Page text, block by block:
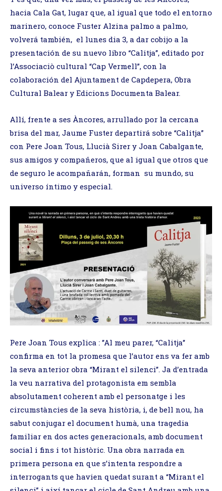
hacia Cala Gat, lugar que, al igual que todo el entorno
marinero, conoce Fuster Alzina palmo a palmo,
volverá también, el lunes dia 3, a dar cobijo a la
presentación de su nuevo libro “Calitja”, editado por
l’Associaciò cultural “Cap Vermell”, con la
colaboración del Ajuntament de Capdepera, Obra
Cultural Balear y Edicions Documenta Balear.
Allí, frente a ses Àncores, arrullado por la cercana
brisa del mar, Jaume Fuster departirá sobre “Calitja”
con Pere Joan Tous, Llucià Sirer y Joan Cabalgante,
sus amigos y compañeros, que al igual que otros que
de seguro le acompañarán, forman su mundo, su
universo íntimo y especial.
Pere Joan Tous explica : ”Al meu parer, “Calitja”
confirma en tot la promesa que l’autor ens va fer amb
la seva anterior obra “Mirant el silenci”. Ja d’entrada
la veu narrativa del protagonista em sembla
absolutament coherent amb el personatge i les
circumstàncies de la seva història, i, de bell nou, ha
sabut conjugar el document humà, una tragedia
familiar en dos actes generacionals, amb document
social i fins i tot històric. Una obra narrada en
primera persona en que s’intenta respondre a
interrogants que havien quedat surant a “Mirant el